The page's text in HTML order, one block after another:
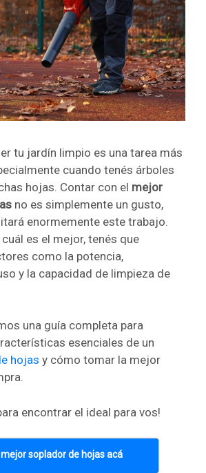
tu jardín limpio es una tarea más
cuando tenés árboles
hojas. Contar con el mejor
no es simplemente un gusto,
enormemente este trabajo.
es el mejor, tenés que
como la potencia,
y la capacidad de limpieza de
una guía completa para
esenciales de un
hojas y cómo tomar la mejor
encontrar el ideal para vos!
soplador de hojas acá